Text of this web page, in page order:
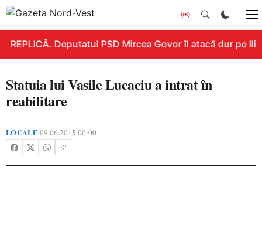
REPLICĂ. Deputatul PSD Mircea Govor îl atacă dur pe
Statuia lui Vasile Lucaciu a intrat în
reabilitare
LOCALE•09.06.2015 00:00